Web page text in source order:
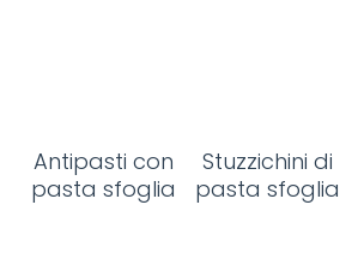
Antipasti con
pasta sfoglia
Stuzzichini di
pasta sfoglia